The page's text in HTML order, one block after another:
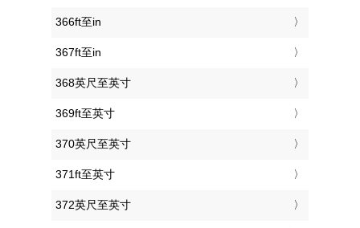
366ft至in
367ft至in
368英尺至英寸
369ft至英寸
370英尺至英寸
371ft至英寸
372英尺至英寸